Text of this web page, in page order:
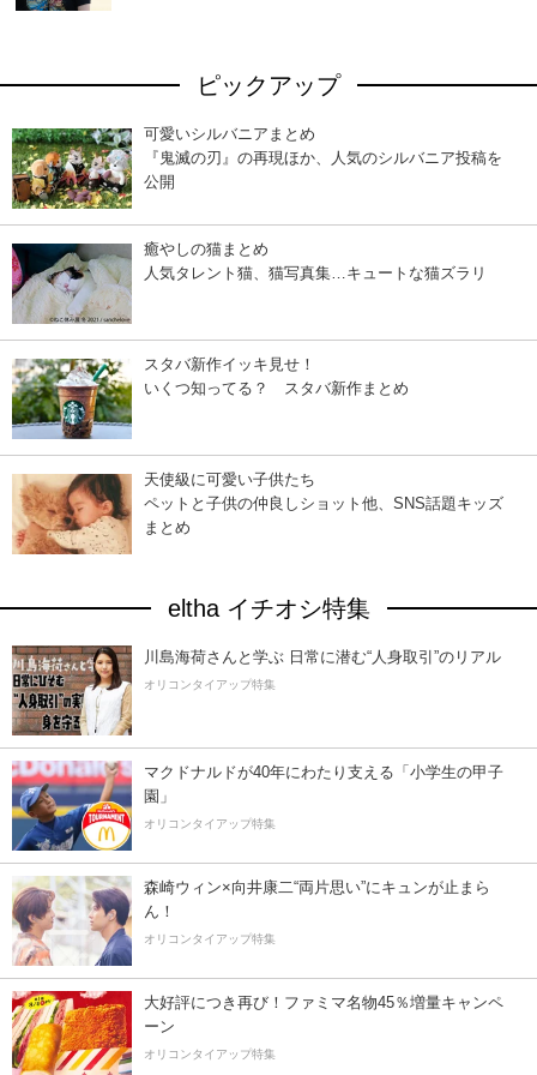
ピックアップ
可愛いシルバニアまとめ
『鬼滅の刃』の再現ほか、人気のシルバニア投稿を
公開
癒やしの猫まとめ
人気タレント猫、猫写真集…キュートな猫ズラリ
スタバ新作イッキ見せ！
いくつ知ってる？ スタバ新作まとめ
天使級に可愛い子供たち
ペットと子供の仲良しショット他、SNS話題キッズ
まとめ
eltha イチオシ特集
川島海荷さんと学ぶ 日常に潜む“人身取引”のリアル
オリコンタイアップ特集
マクドナルドが40年にわたり支える「小学生の甲子
園」
オリコンタイアップ特集
森崎ウィン×向井康二“両片思い”にキュンが止まら
ん！
オリコンタイアップ特集
大好評につき再び！ファミマ名物45％増量キャンペ
ーン
オリコンタイアップ特集